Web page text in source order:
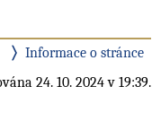
Informace o stránce
24. 10. 2024 v 19:39.